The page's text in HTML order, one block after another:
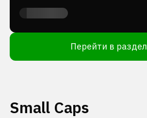
Перейти в раздел
Small Caps